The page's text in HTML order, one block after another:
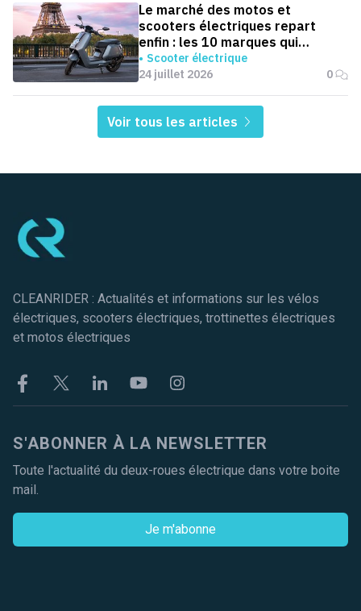
Le marché des motos et
scooters électriques repart
enfin : les 10 marques qui
dominent la France
Scooter électrique
24 juillet 2026
0
Voir tous les articles
CLEANRIDER : Actualités et informations sur les vélos
électriques, scooters électriques, trottinettes électriques
et motos électriques
FacebookTwitter LinkekinYoutubeInstagram
S'ABONNER À LA NEWSLETTER
Toute l'actualité du deux-roues électrique dans votre boite
mail.
Je m'abonne